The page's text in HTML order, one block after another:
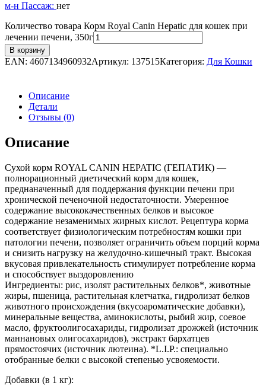
м-н Пассаж: нет
Количество товара Корм Royal Canin Hepatic для кошек при
лечении печени, 350г
В корзину
EAN: 4607134960932Артикул: 137515Категория: Для Кошки
Описание
Детали
Отзывы (0)
Описание
Сухой корм ROYAL CANIN HEPATIC (ГЕПАТИК) —
полнорационный диетический корм для кошек,
преднаначенный для поддержания функции печени при
хронической печеночной недостаточности. Умеренное
содержание высококачественных белков и высокое
содержание незаменимых жирных кислот. Рецептура корма
соответствует физиологическим потребностям кошки при
патологии печени, позволяет ограничить объем порций корма
и снизить нагрузку на желудочно-кишечный тракт. Высокая
вкусовая привлекательность стимулирует потребление корма
и способствует выздоровлению
Ингредиенты: рис, изолят растительных белков*, животные
жиры, пшеница, растительная клетчатка, гидролизат белков
животного происхождения (вкусоароматические добавки),
минеральные вещества, аминокислоты, рыбий жир, соевое
масло, фруктоолигосахариды, гидролизат дрожжей (источник
мaннановых олигосахаридов), экстракт бархатцев
прямостоячих (источник лютеина). *L.I.P.: специально
отобранные белки с высокой степенью усвояемости.
Добавки (в 1 кг):